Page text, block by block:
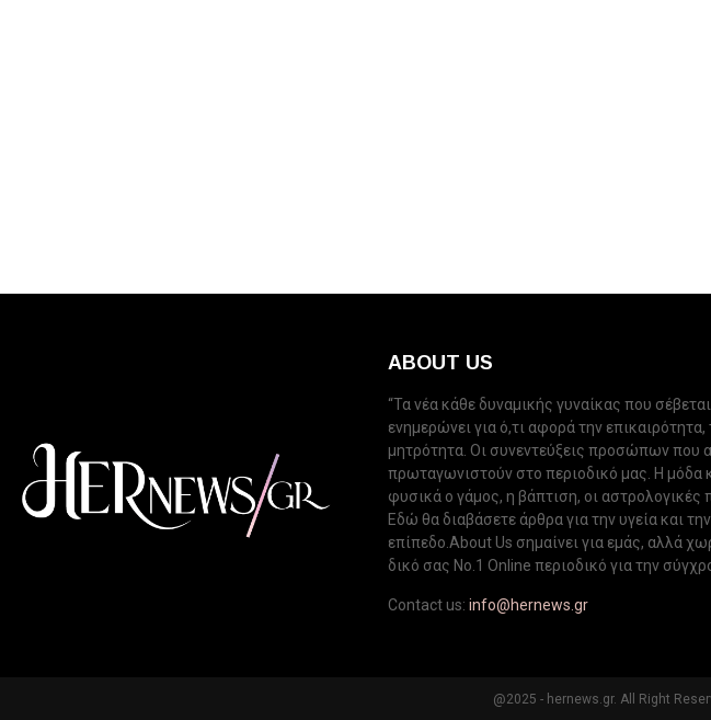
ABOUT US
“Τα νέα κάθε δυναμικής γυναίκας που
ενημερώνει για ό,τι αφορά την
μητρότητα. Οι συνεντεύξεις προσώπων που
πρωταγωνιστούν στο περιοδικό μας. Η μόδα
φυσικά ο γάμος, η βάπτιση, οι αστρολογικές
Εδώ θα διαβάσετε άρθρα για την υγεία και
επίπεδο.About Us σημαίνει για εμάς, αλλά
δικό σας Νo.1 Online περιοδικό για την
Contact us: info@hernews.gr
@2025 - hernews.gr. All Right